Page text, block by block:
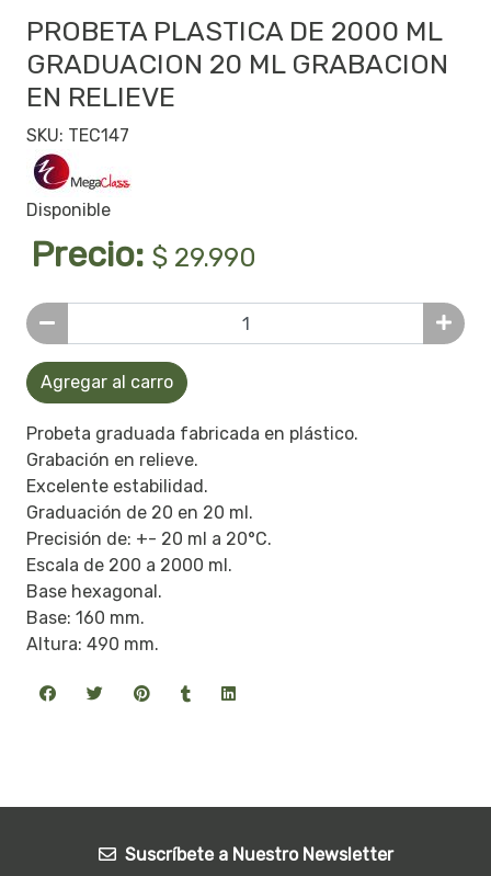
PROBETA PLASTICA DE 2000 ML
GRADUACION 20 ML GRABACION
EN RELIEVE
SKU: TEC147
Disponible
Precio: $ 29.990
Agregar al carro
Probeta graduada fabricada en plástico.
Grabación en relieve.
Excelente estabilidad.
Graduación de 20 en 20 ml.
Precisión de: +- 20 ml a 20°C.
Escala de 200 a 2000 ml.
Base hexagonal.
Base: 160 mm.
Altura: 490 mm.
Suscríbete a Nuestro Newsletter